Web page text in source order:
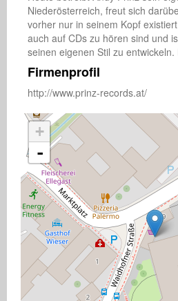
Niederösterreich, freut sich
vorher nur in seinem Kopf
auch auf CDs zu hören sind und
seinen eigenen Stil zu
Firmenprofil
http://www.prinz-records.at/
+
-